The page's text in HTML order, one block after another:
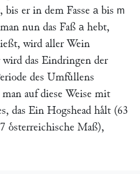
er in dem Fasse a bis m
nun das Faß a hebt,
wird aller Wein
das Eindringen der
des Umfuͤllens
auf diese Weise mit
das Ein Hogshead haͤlt (63
oͤsterreichische Maß),